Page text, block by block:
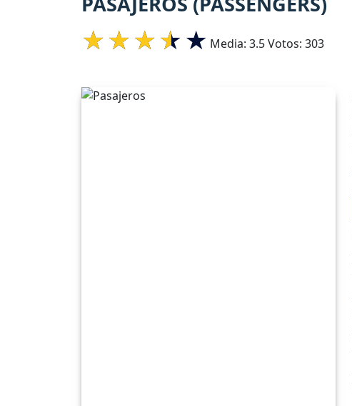
Media: 3.5Votos: 303